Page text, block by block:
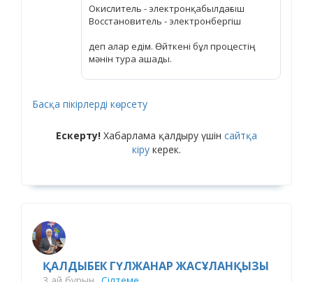
Окислитель - электронқабылдағыш
Восстановитель - электронбергіш
деп алар едім. Өйткені бұл процестің
мәнін тура ашады.
Басқа пікірлерді көрсету
Ескерту! Хабарлама қалдыру үшін сайтқа
кіру керек.
ҚАЛДЫБЕК ГҮЛЖАНАР ЖАСҰЛАНҚЫЗЫ